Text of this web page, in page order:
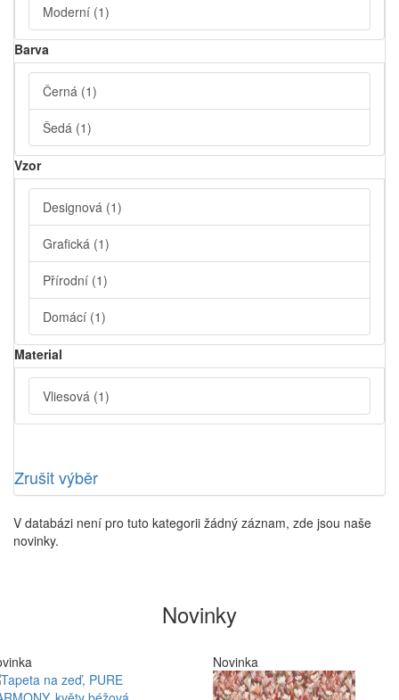
Moderní (1)
Barva
Černá (1)
Šedá (1)
Vzor
Designová (1)
Grafická (1)
Přírodní (1)
Domácí (1)
Material
Vliesová (1)
Zrušit výběr
V databázi není pro tuto kategorii žádný záznam, zde jsou naše
novinky.
Novinky
Novinka